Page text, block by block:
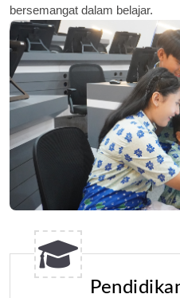
bersemangat dalam belajar.